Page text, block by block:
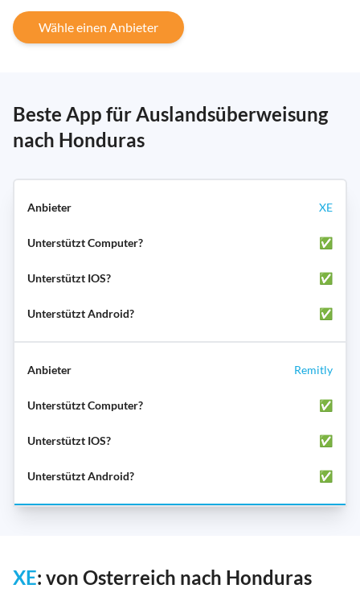
Wähle einen Anbieter
Beste App für Auslandsüberweisung
nach Honduras
XE
✅
✅
✅
Remitly
✅
✅
✅
XE: von Osterreich nach Honduras